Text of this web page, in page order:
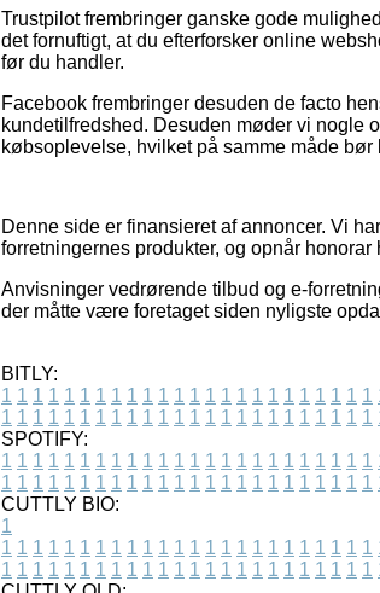
Trustpilot frembringer ganske gode
det fornuftigt, at du efterforsker online
før du handler.
Facebook frembringer desuden de facto
kundetilfredshed. Desuden møder vi nogle
købsoplevelse, hvilket på samme måde
Denne side er finansieret af annoncer. Vi
forretningernes produkter, og opnår
Anvisninger vedrørende tilbud og e-
der måtte være foretaget siden nyligste
BITLY:
1 1 1 1 1 1 1 1 1 1 1 1 1 1 1 1 1 1 1 1 1 1 1 1
1 1 1 1 1 1 1 1 1 1 1 1 1 1 1 1 1 1 1 1 1 1 1 1
SPOTIFY:
1 1 1 1 1 1 1 1 1 1 1 1 1 1 1 1 1 1 1 1 1 1 1 1
1 1 1 1 1 1 1 1 1 1 1 1 1 1 1 1 1 1 1 1 1 1 1 1
CUTTLY BIO:
1
1 1 1 1 1 1 1 1 1 1 1 1 1 1 1 1 1 1 1 1 1 1 1 1
1 1 1 1 1 1 1 1 1 1 1 1 1 1 1 1 1 1 1 1 1 1 1 1